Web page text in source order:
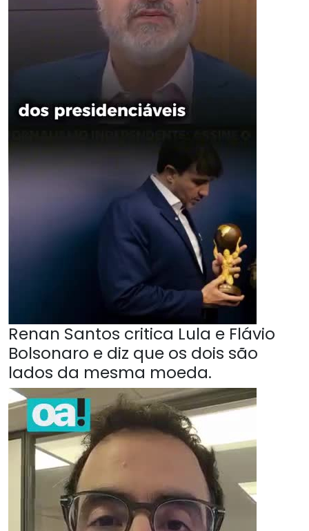
Renan Santos critica Lula e Flávio
Bolsonaro e diz que os dois são
lados da mesma moeda.